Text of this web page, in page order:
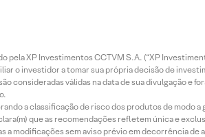
pela XP Investimentos CCTVM S.A. (“XP
o investidor a tomar sua própria decisão de
consideradas válidas na data de sua divulgação e
a classificação de risco dos produtos de modo
que as recomendações refletem única e
a modificações sem aviso prévio em decorrência